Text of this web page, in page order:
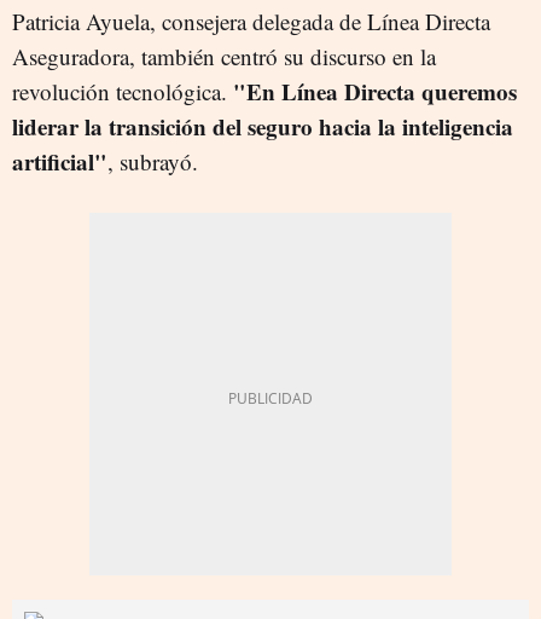
Patricia Ayuela, consejera delegada de Línea Directa
Aseguradora, también centró su discurso en la
revolución tecnológica. "En Línea Directa queremos
liderar la transición del seguro hacia la inteligencia
artificial", subrayó.